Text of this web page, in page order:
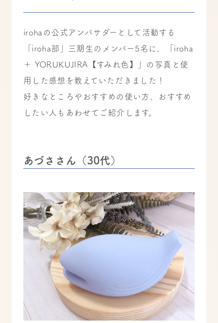
irohaの公式アンバサダーとして活動する
「iroha部」三期生のメンバー5名に、「iroha
＋ YORUKUJIRA【すみれ色】」の写真と使
用した感想を教えていただきました！
好きなところやおすすめの使い方、おすすめ
したい人もあわせてご紹介します。
あづささん（30代）